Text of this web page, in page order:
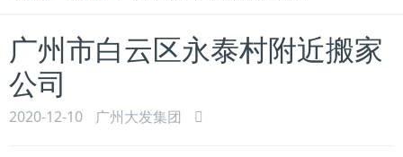
广州市白云区永泰村附近搬家
公司
2020-12-10 广州大发集团